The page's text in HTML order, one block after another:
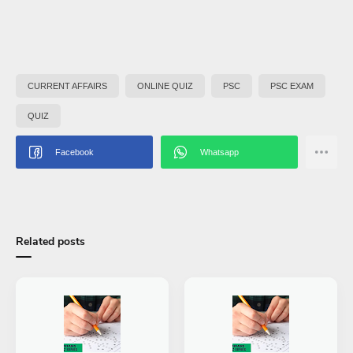
CURRENT AFFAIRS ONLINE QUIZ PSC PSC EXAM
QUIZ
Related posts